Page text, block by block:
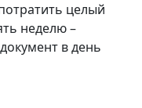
целый
неделю –
в день